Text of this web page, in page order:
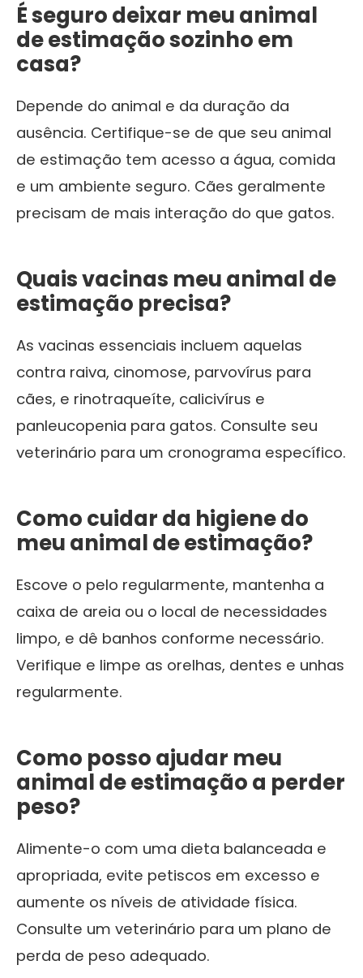
É seguro deixar meu animal
de estimação sozinho em
casa?
Depende do animal e da duração da
ausência. Certifique-se de que seu animal
de estimação tem acesso a água, comida
e um ambiente seguro. Cães geralmente
precisam de mais interação do que gatos.
Quais vacinas meu animal de
estimação precisa?
As vacinas essenciais incluem aquelas
contra raiva, cinomose, parvovírus para
cães, e rinotraqueíte, calicivírus e
panleucopenia para gatos. Consulte seu
veterinário para um cronograma específico.
Como cuidar da higiene do
meu animal de estimação?
Escove o pelo regularmente, mantenha a
caixa de areia ou o local de necessidades
limpo, e dê banhos conforme necessário.
Verifique e limpe as orelhas, dentes e unhas
regularmente.
Como posso ajudar meu
animal de estimação a perder
peso?
Alimente-o com uma dieta balanceada e
apropriada, evite petiscos em excesso e
aumente os níveis de atividade física.
Consulte um veterinário para um plano de
perda de peso adequado.